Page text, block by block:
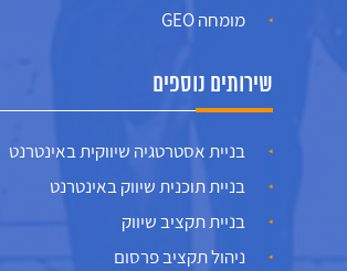
מומחה GEO
שירותים נוספים
בניית אסטרטגיה שיווקית באינטרנט
בניית תוכנית שיווק באינטרנט
בניית תקציב שיווק
ניהול תקציב פרסום